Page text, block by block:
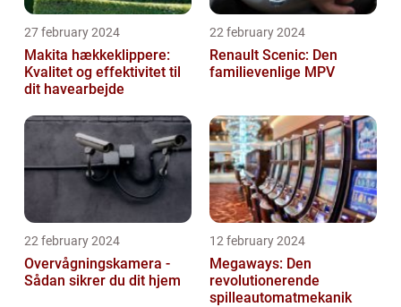
27 february 2024
Makita hækkeklippere:
Kvalitet og effektivitet til
dit havearbejde
22 february 2024
Renault Scenic: Den
familievenlige MPV
22 february 2024
Overvågningskamera -
Sådan sikrer du dit hjem
12 february 2024
Megaways: Den
revolutionerende
spilleautomatmekanik